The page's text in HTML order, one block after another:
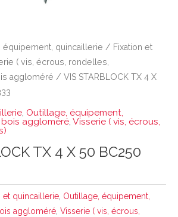
équipement, quincaillerie / Fixation et
( vis, écrous, rondelles,
aggloméré / VIS STARBLOCK TX 4 X
Outillage, équipement,
bois aggloméré Visserie ( vis, écrous,
TX 4 X 50 BC250
et quincaillerie Outillage, équipement,
aggloméré Visserie ( vis, écrous,